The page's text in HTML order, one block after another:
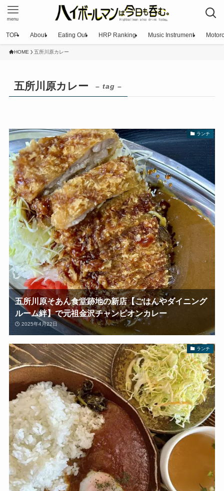
menu
TOP About Eating Out HRP Ranking Music Instrument
HOME 五所川原カレー
五所川原カレー – tag –
ランチ
五所川原そあん食堂跡地の新店【ごはんやダイニング
ルーム絆】で元祖金沢チャンピオンカレー
2025年4月22日
ランチ